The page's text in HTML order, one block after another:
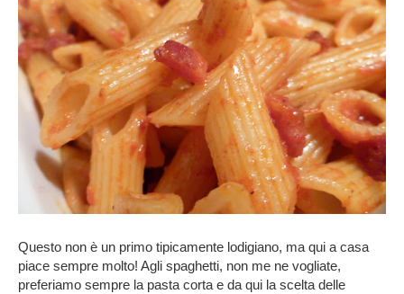
Questo non è un primo tipicamente lodigiano, ma qui a casa
piace sempre molto! Agli spaghetti, non me ne vogliate,
preferiamo sempre la pasta corta e da qui la scelta delle